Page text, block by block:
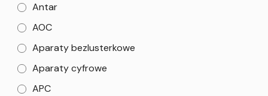
Antar
AOC
Aparaty bezlusterkowe
Aparaty cyfrowe
APC